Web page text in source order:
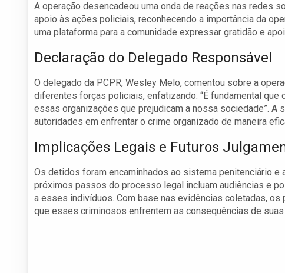
A operação desencadeou uma onda de reações nas redes
apoio às ações policiais, reconhecendo a importância da
uma plataforma para a comunidade expressar gratidão e
Declaração do Delegado Responsável
O delegado da PCPR, Wesley Melo, comentou sobre a
diferentes forças policiais, enfatizando: “É fundamental
essas organizações que prejudicam a nossa sociedade”.
autoridades em enfrentar o crime organizado de maneira
Implicações Legais e Futuros
Os detidos foram encaminhados ao sistema penitenciário
próximos passos do processo legal incluam audiências e
a esses indivíduos. Com base nas evidências coletadas,
que esses criminosos enfrentem as consequências de suas